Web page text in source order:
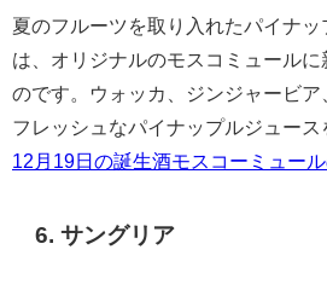
夏のフルーツを取り入れたパイナ
は、オリジナルのモスコミュール
のです。ウォッカ、ジンジャービア
フレッシュなパイナップルジュース
12月19日の誕生酒モスコーミュー
6. サングリア